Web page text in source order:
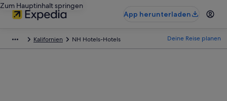
Zum Hauptinhalt springen
App herunterladen
Kalifornien NH Hotels-Hotels Deine Reise planen